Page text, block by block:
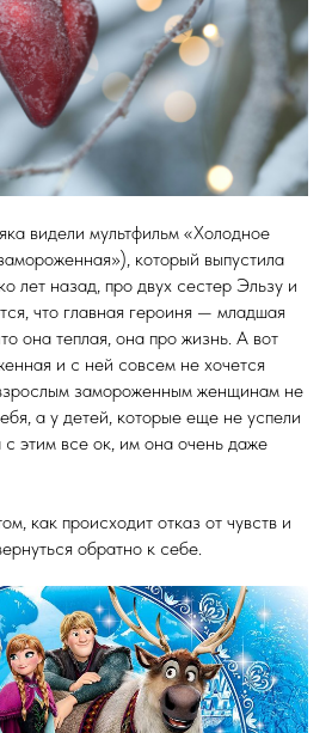
видели мультфильм «Холодное
который выпустила
лет назад, про двух сестер Эльзу и
что главная героиня — младшая
она теплая, она про жизнь. А вот
и с ней совсем не хочется
замороженным женщинам не
а у детей, которые еще не успели
с этим все ок, им она очень даже
как происходит отказ от чувств и
обратно к себе.